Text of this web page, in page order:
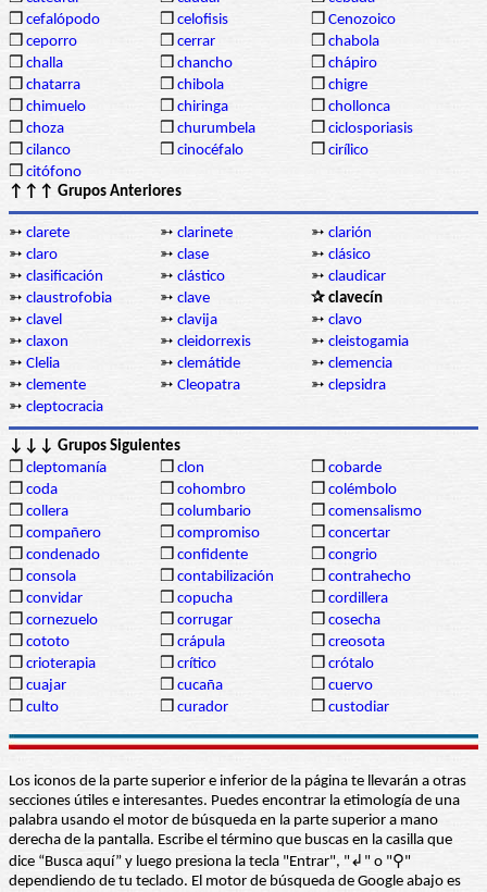
❒ cefalópodo ❒ celofisis ❒ Cenozoico
❒ ceporro ❒ cerrar ❒ chabola
❒ challa ❒ chancho ❒ chápiro
❒ chatarra ❒ chibola ❒ chigre
❒ chimuelo ❒ chiringa ❒ chollonca
❒ choza ❒ churumbela ❒ ciclosporiasis
❒ cilanco ❒ cinocéfalo ❒ cirílico
❒ citófono
↑↑↑ Grupos Anteriores
➳ clarete ➳ clarinete ➳ clarión
➳ claro ➳ clase ➳ clásico
➳ clasificación ➳ clástico ➳ claudicar
➳ claustrofobia ➳ clave
✰ clavecín
➳ clavel ➳ clavija ➳ clavo
➳ claxon ➳ cleidorrexis ➳ cleistogamia
➳ Clelia ➳ clemátide ➳ clemencia
➳ clemente ➳ Cleopatra ➳ clepsidra
➳ cleptocracia
↓↓↓ Grupos Siguientes
❒ cleptomanía ❒ clon ❒ cobarde
❒ coda ❒ cohombro ❒ colémbolo
❒ collera ❒ columbario ❒ comensalismo
❒ compañero ❒ compromiso ❒ concertar
❒ condenado ❒ confidente ❒ congrio
❒ consola ❒ contabilización ❒ contrahecho
❒ convidar ❒ copucha ❒ cordillera
❒ cornezuelo ❒ corrugar ❒ cosecha
❒ cototo ❒ crápula ❒ creosota
❒ crioterapia ❒ crítico ❒ crótalo
❒ cuajar ❒ cucaña ❒ cuervo
❒ culto ❒ curador ❒ custodiar
Los iconos de la parte superior e inferior de la página te llevarán a otras
secciones útiles e interesantes. Puedes encontrar la etimología de una
palabra usando el motor de búsqueda en la parte superior a mano
derecha de la pantalla. Escribe el término que buscas en la casilla que
dice “Busca aquí” y luego presiona la tecla "Entrar", "↲" o "⚲"
dependiendo de tu teclado. El motor de búsqueda de Google abajo es